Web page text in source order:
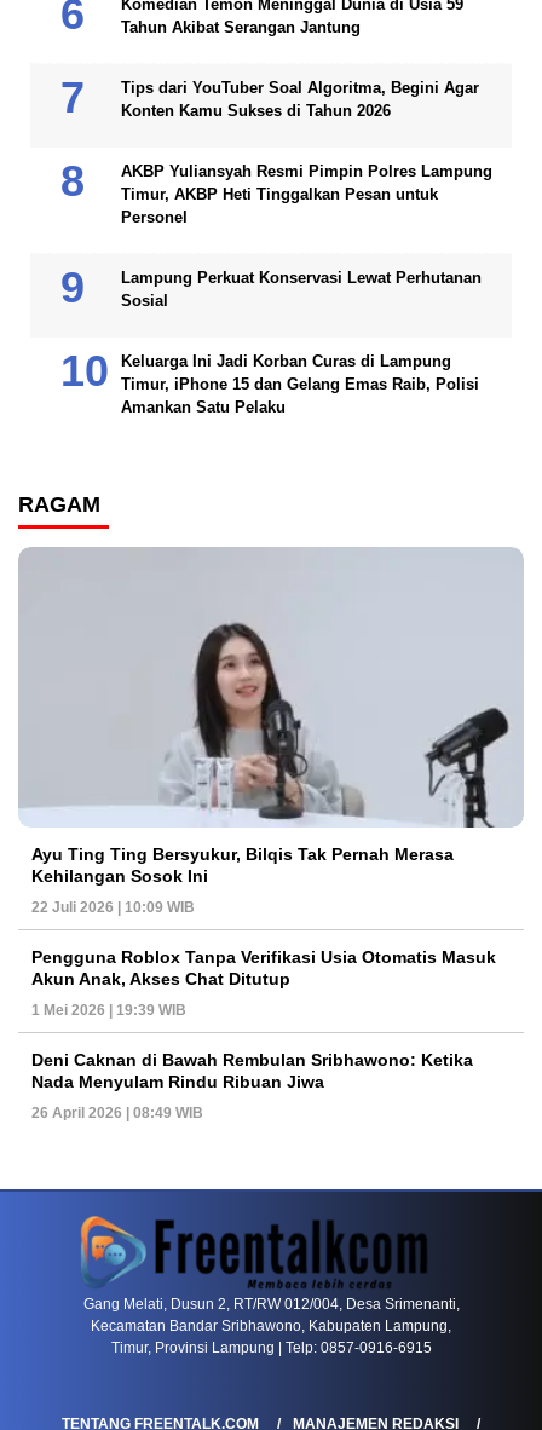
Komedian Temon Meninggal Dunia di Usia 59
Tahun Akibat Serangan Jantung
Tips dari YouTuber Soal Algoritma, Begini Agar
Konten Kamu Sukses di Tahun 2026
AKBP Yuliansyah Resmi Pimpin Polres Lampung
Timur, AKBP Heti Tinggalkan Pesan untuk
Personel
Lampung Perkuat Konservasi Lewat Perhutanan
Sosial
Keluarga Ini Jadi Korban Curas di Lampung
Timur, iPhone 15 dan Gelang Emas Raib, Polisi
Amankan Satu Pelaku
RAGAM
Ayu Ting Ting Bersyukur, Bilqis Tak Pernah Merasa
Kehilangan Sosok Ini
22 Juli 2026 | 10:09 WIB
Pengguna Roblox Tanpa Verifikasi Usia Otomatis Masuk
Akun Anak, Akses Chat Ditutup
1 Mei 2026 | 19:39 WIB
Deni Caknan di Bawah Rembulan Sribhawono: Ketika
Nada Menyulam Rindu Ribuan Jiwa
26 April 2026 | 08:49 WIB
PETIR800 LOGIN Baccarat Dan Evolusi Game Meja Digital
Gang Melati, Dusun 2, RT/RW 012/004, Desa Srimenanti,
Kecamatan Bandar Sribhawono, Kabupaten Lampung,
Timur, Provinsi Lampung | Telp: 0857-0916-6915
TENTANG FREENTALK.COM MANAJEMEN REDAKSI